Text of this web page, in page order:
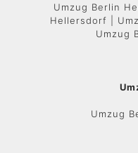
Umzug Berlin
Hellersdorf |
Umzug
Umzug